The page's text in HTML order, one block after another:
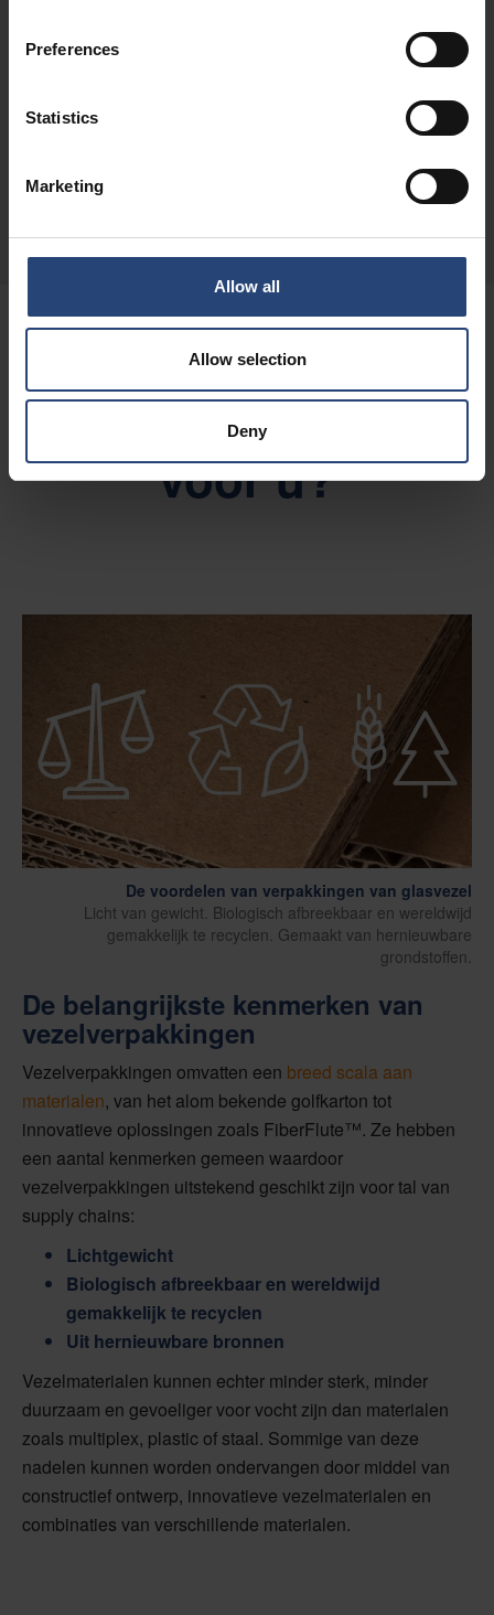
Preferences
Statistics
Marketing
Allow all
Allow selection
Deny
Het sparen van hulpbronnen en het terugdringen
Is verpakking van
vezelmateriaal iets
voor u?
De voordelen van verpakkingen van glasvezel
Licht van gewicht. Biologisch afbreekbaar en wereldwijd
gemakkelijk te recyclen. Gemaakt van hernieuwbare
grondstoffen.
De belangrijkste kenmerken van
vezelverpakkingen
Vezelverpakkingen omvatten een breed scala aan
materialen, van het alom bekende golfkarton tot
innovatieve oplossingen zoals FiberFlute™. Ze hebben
een aantal kenmerken gemeen waardoor
vezelverpakkingen uitstekend geschikt zijn voor tal van
supply chains:
Lichtgewicht
Biologisch afbreekbaar en wereldwijd
gemakkelijk te recyclen
Uit hernieuwbare bronnen
Vezelmaterialen kunnen echter minder sterk, minder
duurzaam en gevoeliger voor vocht zijn dan materialen
zoals multiplex, plastic of staal. Sommige van deze
nadelen kunnen worden ondervangen door middel van
constructief ontwerp, innovatieve vezelmaterialen en
combinaties van verschillende materialen.